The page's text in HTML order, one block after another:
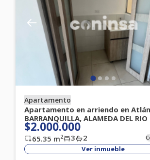
Apartamento
Apartamento en arriendo en
BARRANQUILLA, ALAMEDA DEL RIO
$2.000.000
65.35 m2 3 2
Ver inmueble